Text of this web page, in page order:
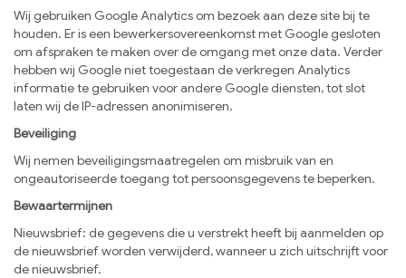
Wij gebruiken Google Analytics om bezoek aan deze site bij te
houden. Er is een bewerkersovereenkomst met Google gesloten
om afspraken te maken over de omgang met onze data. Verder
hebben wij Google niet toegestaan de verkregen Analytics
informatie te gebruiken voor andere Google diensten, tot slot
laten wij de IP-adressen anonimiseren.
Beveiliging
Wij nemen beveiligingsmaatregelen om misbruik van en
ongeautoriseerde toegang tot persoonsgegevens te beperken.
Bewaartermijnen
Nieuwsbrief: de gegevens die u verstrekt heeft bij aanmelden op
de nieuwsbrief worden verwijderd, wanneer u zich uitschrijft voor
de nieuwsbrief.